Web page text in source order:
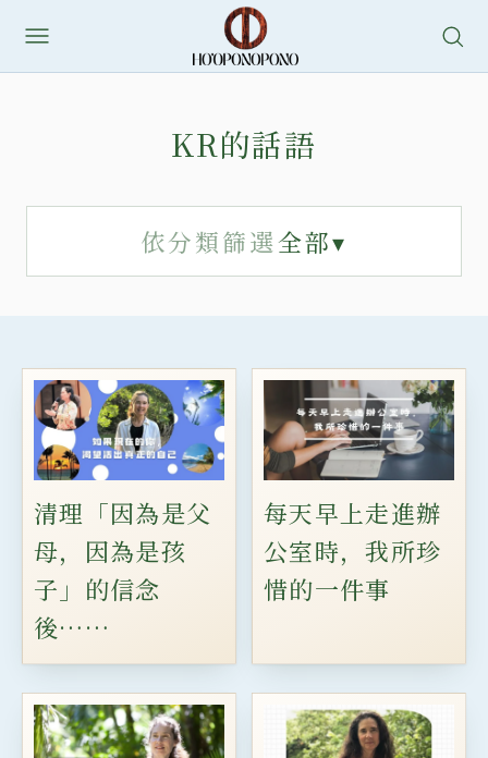
KR的話語
依分類篩選全部▾
清理「因為是父
母，因為是孩
子」的信念
後……
每天早上走進辦
公室時，我所珍
惜的一件事